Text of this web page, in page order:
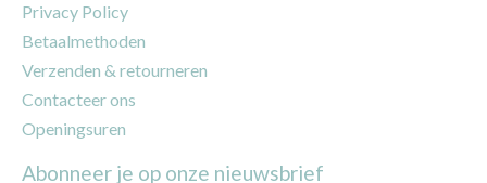
Privacy Policy
Betaalmethoden
Verzenden & retourneren
Contacteer ons
Openingsuren
Abonneer je op onze nieuwsbrief